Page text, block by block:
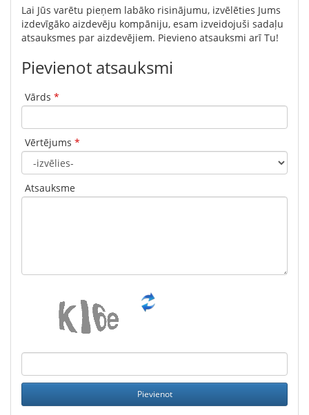
Lai Jūs varētu pieņem labāko risinājumu, izvēlēties Jums
izdevīgāko aizdevēju kompāniju, esam izveidojuši sadaļu
atsauksmes par aizdevējiem. Pievieno atsauksmi arī Tu!
Pievienot atsauksmi
Vārds *
Vērtējums *
Atsauksme